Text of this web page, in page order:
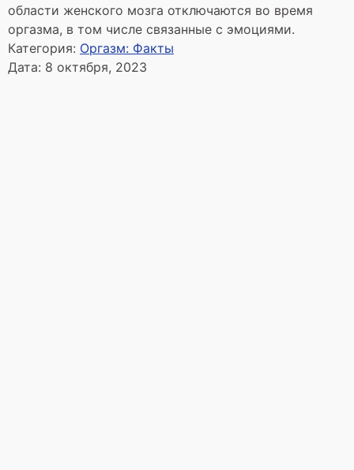
области женского мозга отключаются во время
оргазма, в том числе связанные с эмоциями.
Категория: Оргазм: Факты
Дата: 8 октября, 2023